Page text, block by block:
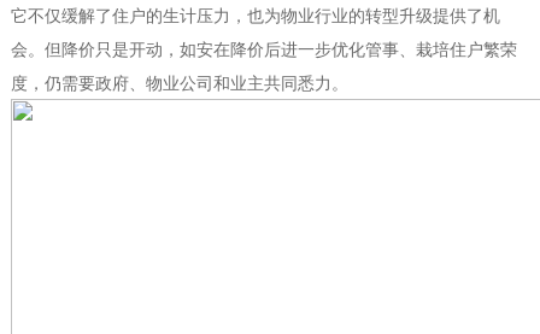
它不仅缓解了住户的生计压力，也为物业行业的转型升级提供了机
会。但降价只是开动，如安在降价后进一步优化管事、栽培住户繁荣
度，仍需要政府、物业公司和业主共同悉力。